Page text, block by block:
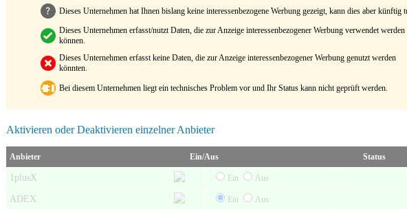
Dieses Unternehmen hat Ihnen bislang keine interessenbezogene Werbung gezeigt, kann dies aber künftig
Dieses Unternehmen erfasst/nutzt Daten, die zur Anzeige interessenbezogener Werbung verwendet werden
können.
Dieses Unternehmen erfasst keine Daten, die zur Anzeige interessenbezogener Werbung genutzt werden
könnten.
Bei diesem Unternehmen liegt ein technisches Problem vor und Ihr Status kann nicht geprüft werden.